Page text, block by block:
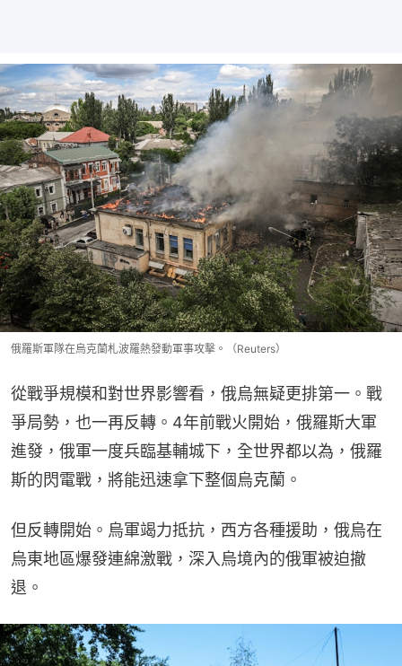
俄羅斯軍隊在烏克蘭札波羅熱發動軍事攻擊。（Reuters）
從戰爭規模和對世界影響看，俄烏無疑更排第一。戰
爭局勢，也一再反轉。4年前戰火開始，俄羅斯大軍
進發，俄軍一度兵臨基輔城下，全世界都以為，俄羅
斯的閃電戰，將能迅速拿下整個烏克蘭。
但反轉開始。烏軍竭力抵抗，西方各種援助，俄烏在
烏東地區爆發連綿激戰，深入烏境內的俄軍被迫撤
退。